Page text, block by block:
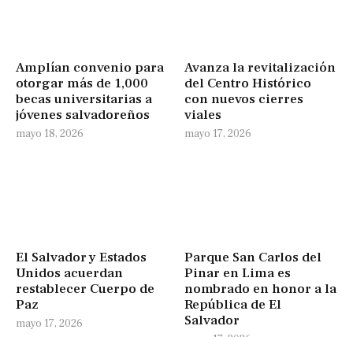
Amplían convenio para
otorgar más de 1,000
becas universitarias a
jóvenes salvadoreños
mayo 18, 2026
Avanza la revitalización
del Centro Histórico
con nuevos cierres
viales
mayo 17, 2026
El Salvador y Estados
Unidos acuerdan
restablecer Cuerpo de
Paz
mayo 17, 2026
Parque San Carlos del
Pinar en Lima es
nombrado en honor a la
República de El
Salvador